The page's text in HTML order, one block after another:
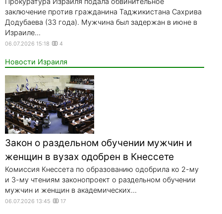
заключение против гражданина Таджикистана Сахрива
Додубаева (33 года). Мужчина был задержан в июне в
Израиле...
06.07.2026 15:18 4
Новости Израиля
Закон о раздельном обучении мужчин и
женщин в вузах одобрен в Кнессете
Комиссия Кнессета по образованию одобрила ко 2-му
и 3-му чтениям законопроект о раздельном обучении
мужчин и женщин в академических...
06.07.2026 13:45 17